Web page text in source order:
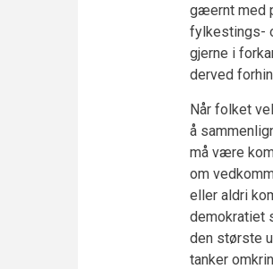
gæernt med
fylkestings-
gjerne i
derved
Når folket
å
må være
om
eller aldri
demokratiet
den største
tanker